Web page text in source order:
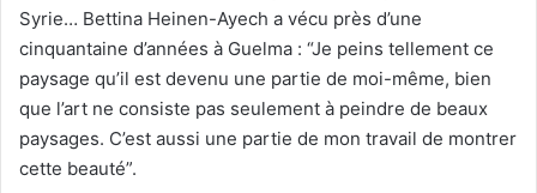
Syrie… Bettina Heinen-Ayech a vécu près d’une
cinquantaine d’années à Guelma : “Je peins tellement ce
paysage qu’il est devenu une partie de moi-même, bien
que l’art ne consiste pas seulement à peindre de beaux
paysages. C’est aussi une partie de mon travail de montrer
cette beauté”.